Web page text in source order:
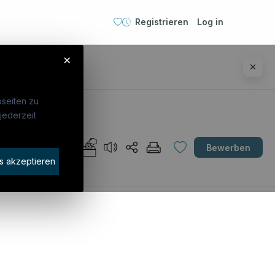
Registrieren Log in
Bewerben
×
zu
akzeptieren
finden